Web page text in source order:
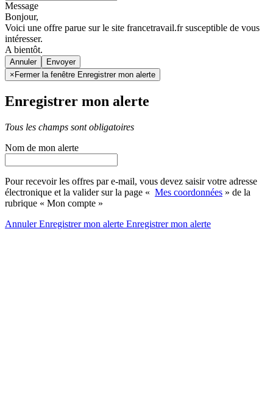
Message
Bonjour,
Voici une offre parue sur le site francetravail.fr susceptible de vous
intéresser.
A bientôt.
Annuler
× Fermer la fenêtre Enregistrer mon alerte
Enregistrer mon alerte
Tous les champs sont obligatoires
Nom de mon alerte
Pour recevoir les offres par e-mail, vous devez saisir votre adresse
électronique et la valider sur la page « Mes coordonnées » de la
rubrique « Mon compte »
AnnulerEnregistrer mon alerte Enregistrermon alerte